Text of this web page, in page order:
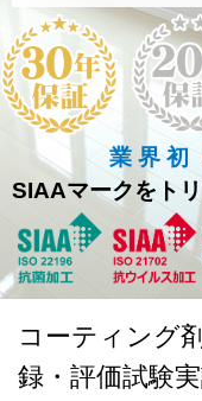
業 界 初
SIAAマークをト
コーティング
録・評価試験